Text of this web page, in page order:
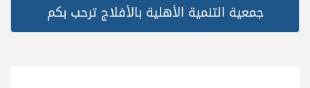
جمعية التنمية الأهلية بالأفلاج ترحب بكم